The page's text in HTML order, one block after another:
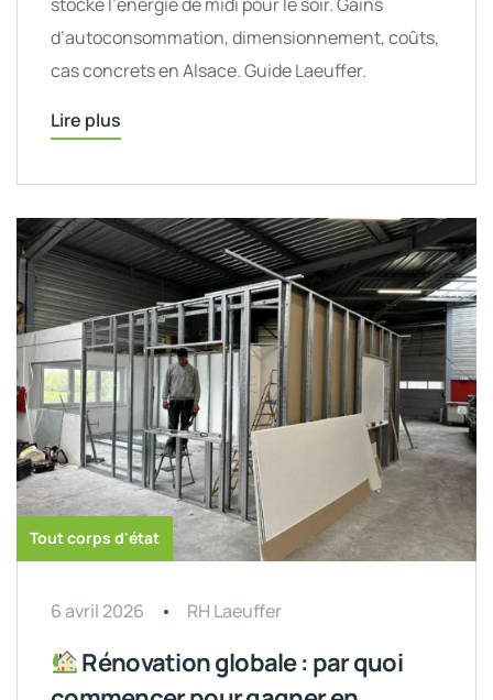
d’autoconsommation, dimensionnement, coûts,
cas concrets en Alsace. Guide Laeuffer.
Lire plus
Tout corps d'état
6 avril 2026 RH Laeuffer
Rénovation globale : par quoi